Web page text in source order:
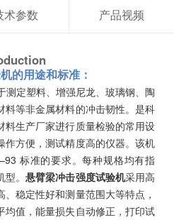
术参数 产品视频
的用途和标准：
测定塑料、增强尼龙、玻璃钢、陶
料等非金属材料的冲击韧性。是科
料生产厂家进行质量检验的常用设
作方便，测试精度高的仪器。该机
标准的要求。每种规格均有指
型。悬臂梁冲击强度试验机采用高
稳定性好和测量范围大等特点，
均值，能量损失自动修正，打印试